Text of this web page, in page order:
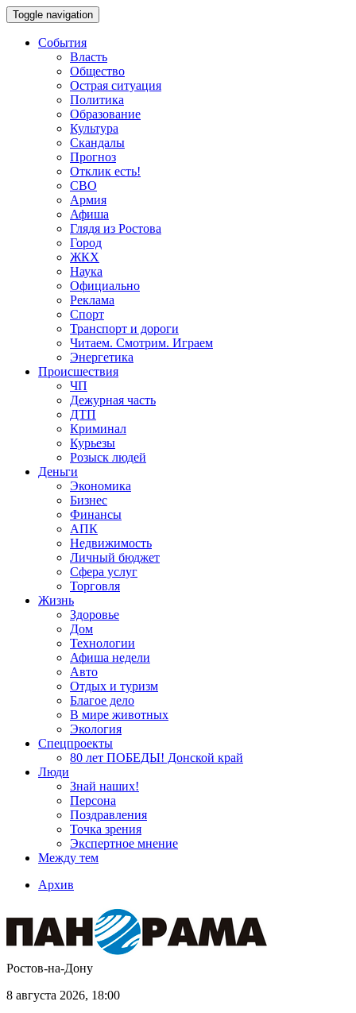
Toggle navigation
События
Власть
Общество
Острая ситуация
Политика
Образование
Культура
Скандалы
Прогноз
Отклик есть!
СВО
Армия
Афиша
Глядя из Ростова
Город
ЖКХ
Наука
Официально
Реклама
Спорт
Транспорт и дороги
Читаем. Смотрим. Играем
Энергетика
Происшествия
ЧП
Дежурная часть
ДТП
Криминал
Курьезы
Розыск людей
Деньги
Экономика
Бизнес
Финансы
АПК
Недвижимость
Личный бюджет
Сфера услуг
Торговля
Жизнь
Здоровье
Дом
Технологии
Афиша недели
Авто
Отдых и туризм
Благое дело
В мире животных
Экология
Спецпроекты
80 лет ПОБЕДЫ! Донской край
Люди
Знай наших!
Персона
Поздравления
Точка зрения
Экспертное мнение
Между тем
Архив
Ростов-на-Дону
8 августа 2026, 18:00